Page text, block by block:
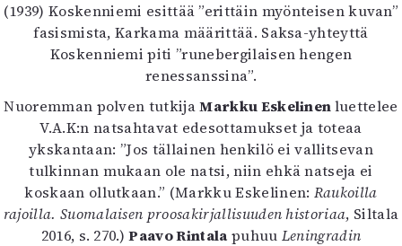
(1939) Koskenniemi esittää ”erittäin myönteisen kuvan”
fasismista, Karkama määrittää. Saksa-yhteyttä
Koskenniemi piti ”runebergilaisen hengen
renessanssina”.
Nuoremman polven tutkijaMarkku Eskelinenluettelee
V.A.K:n natsahtavat edesottamukset ja toteaa
ykskantaan: ”Jos tällainen henkilö ei vallitsevan
tulkinnan mukaan ole natsi, niin ehkä natseja ei
koskaan ollutkaan.” (Markku Eskelinen: Raukoilla
rajoilla. Suomalaisen proosakirjallisuuden historiaa, Siltala
2016, s. 270.)Paavo Rintala puhuu Leningradin